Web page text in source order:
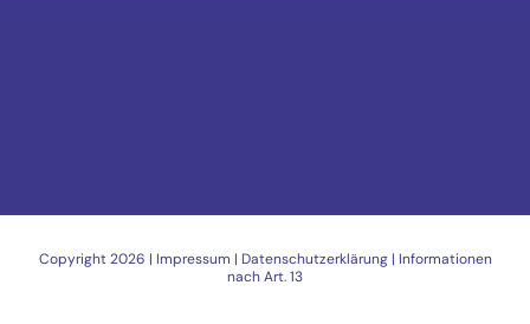
Copyright2026 | Impressum | Datenschutzerklärung| Informationen
nach Art. 13